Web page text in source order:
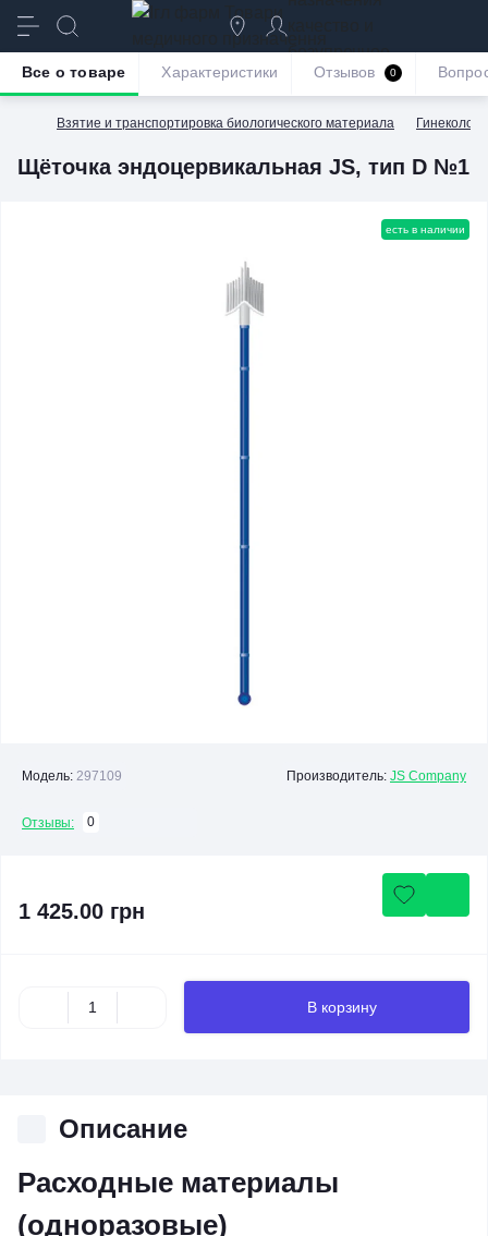
безупречное
обслуживание
Взятие и транспортировка биологического материала
Щёточка эндоцервикальная JS, тип D №1
Все о товаре Характеристики Отзывов 0
есть в наличии
Модель: 297109 Производитель: JS Company
Отзывы: 0
1 425.00 грн
В корзину
Описание
Расходные материалы
(одноразовые)